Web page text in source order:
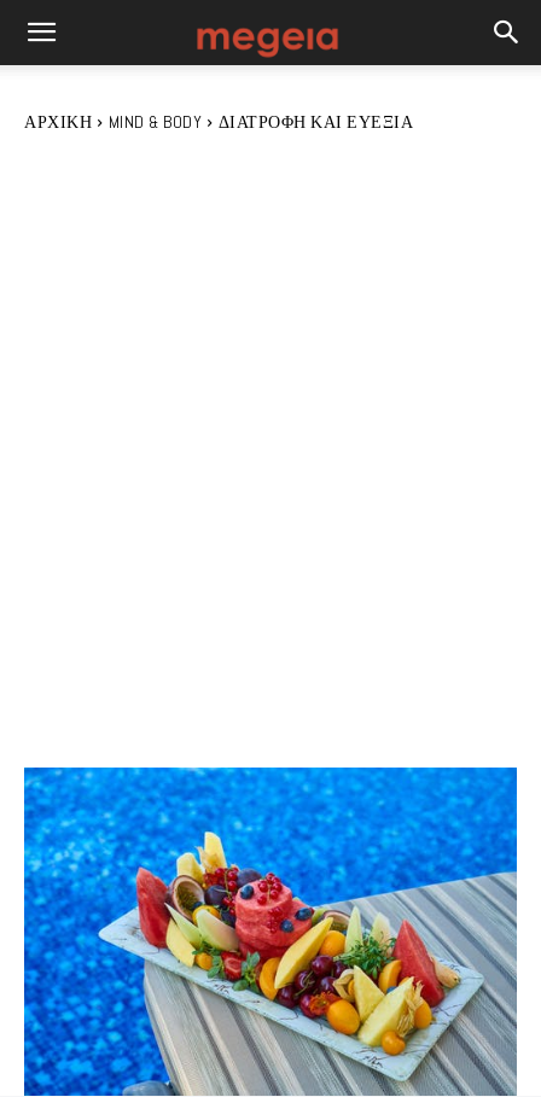
ΑΡΧΙΚΉ MIND & BODY ΔΙΑΤΡΟΦΉ ΚΑΙ ΕΥΕΞΊΑ